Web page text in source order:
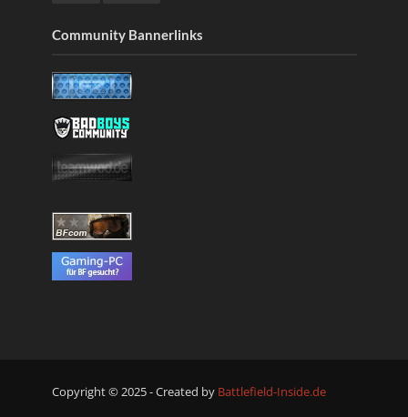
Community Bannerlinks
Copyright © 2025 - Created by Battlefield-Inside.de